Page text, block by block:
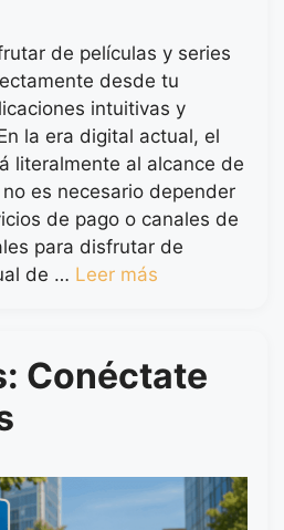
de películas y series
desde tu
intuitivas y
la era digital actual, el
literalmente al alcance de
es necesario depender
de pago o canales de
para disfrutar de
de … Leer más
Conéctate